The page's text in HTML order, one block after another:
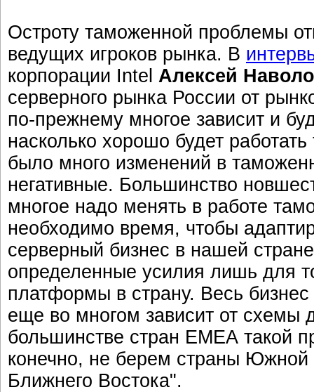
Остроту таможенной проблемы
ведущих игроков рынка. В
корпорации Intel Алексей
серверного рынка России от
по-прежнему многое зависит и
насколько хорошо будет
было много изменений в
негативные. Большинство
многое надо менять в работе
необходимо время, чтобы
серверный бизнес в нашей
определенные усилия лишь для
платформы в страну. Весь
еще во многом зависит от схемы
большинстве стран ЕМЕА такой
конечно, не берем страны Южной
Ближнего Востока".